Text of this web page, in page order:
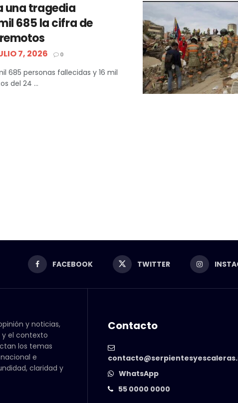
una tragedia
685 la cifra de
7, 2026 0
685 personas fallecidas y 16 mil
del 24 ...
FACEBOOK TWITTER
y noticias,
el contexto
los temas
e
claridad y
Contacto
WhatsApp
55 0000 0000